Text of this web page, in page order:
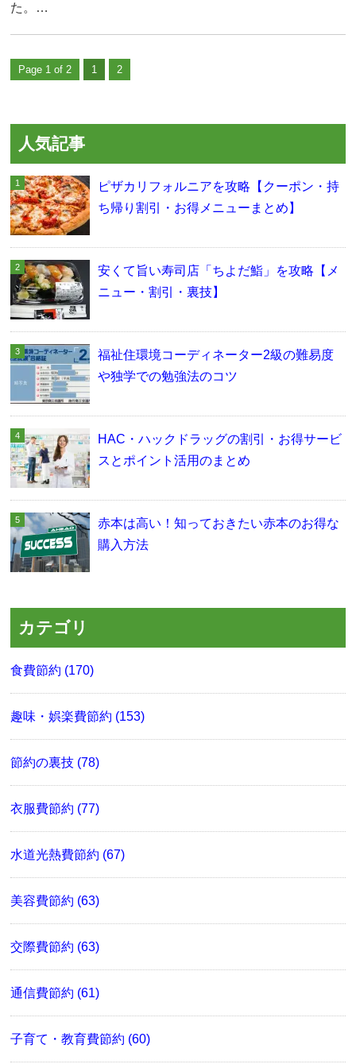
た。…
Page 1 of 2 1 2
人気記事
ピザカリフォルニアを攻略【クーポン・持
ち帰り割引・お得メニューまとめ】
安くて旨い寿司店「ちよだ鮨」を攻略【メ
ニュー・割引・裏技】
福祉住環境コーディネーター2級の難易度
や独学での勉強法のコツ
HAC・ハックドラッグの割引・お得サービ
スとポイント活用のまとめ
赤本は高い！知っておきたい赤本のお得な
購入方法
カテゴリ
食費節約 (170)
趣味・娯楽費節約 (153)
節約の裏技 (78)
衣服費節約 (77)
水道光熱費節約 (67)
美容費節約 (63)
交際費節約 (63)
通信費節約 (61)
子育て・教育費節約 (60)